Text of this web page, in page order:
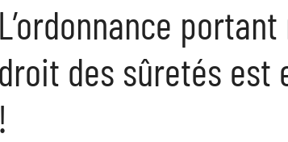
L’ordonnance
droit des sûretés est
!